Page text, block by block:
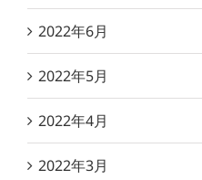
2022年6月
2022年5月
2022年4月
2022年3月